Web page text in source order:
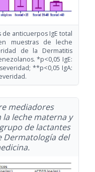
de anticuerpos IgE total
muestras de leche
de la Dermatitis
*p<0,05 IgE:
**p<0,05 IgA:
mediadores
leche materna y
de lactantes
Dermatología del